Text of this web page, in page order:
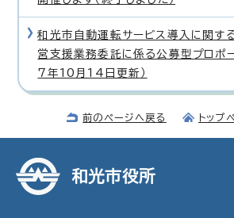
和光市自動運転サービス導入に関す
営支援業務委託に係る公募型プロポ
7年10月14日更新）
前のページへ戻る トップ
和光市役所